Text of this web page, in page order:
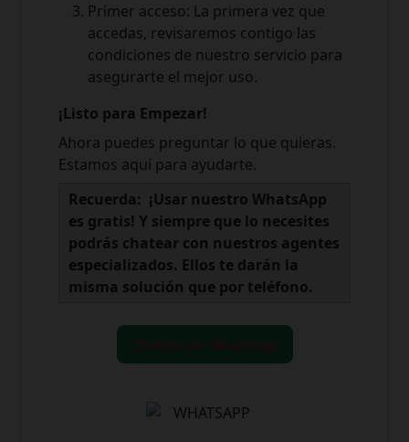
Primer acceso: La primera vez que
accedas, revisaremos contigo las
condiciones de nuestro servicio para
asegurarte el mejor uso.
¡Listo para Empezar!
Ahora puedes preguntar lo que quieras.
Estamos aquí para ayudarte.
Recuerda: ¡Usar nuestro WhatsApp
es gratis! Y siempre que lo necesites
podrás chatear con nuestros agentes
especializados. Ellos te darán la
misma solución que por teléfono.
Chatear por WhatsApp